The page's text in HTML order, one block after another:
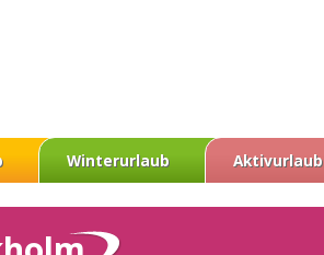
Winterurlaub Aktivurlaub